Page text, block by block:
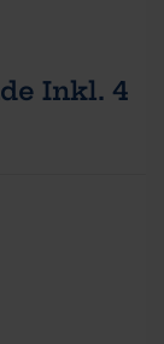
Inkl. 4